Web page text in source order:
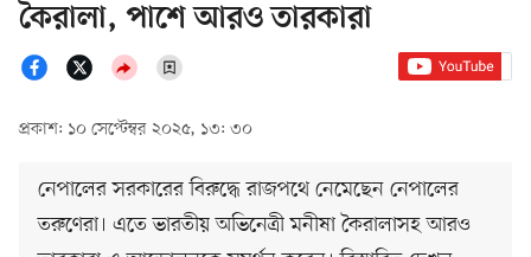
কৈরালা, পাশে আরও তারকারা
প্রকাশ: ১০ সেপ্টেম্বর ২০২৫, ১৩: ৩০
নেপালের সরকারের বিরুদ্ধে রাজপথে নেমেছেন নেপালের
তরুণেরা। এতে ভারতীয় অভিনেত্রী মনীষা কৈরালাসহ আরও